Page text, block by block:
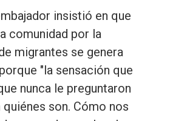
insistió en que
comunidad por la
migrantes se genera
"la sensación que
nunca le preguntaron
quiénes son. Cómo nos